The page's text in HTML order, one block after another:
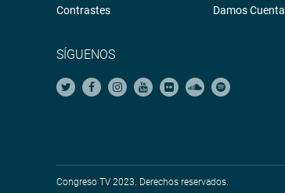
Contrastes
Damos Cuenta
SÍGUENOS
Congreso TV 2023. Derechos reservados.